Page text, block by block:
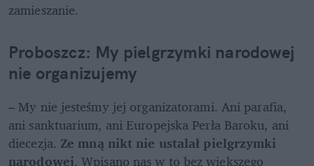
zamieszanie.
Proboszcz: My pielgrzymki narodowej
nie organizujemy
– My nie jesteśmy jej organizatorami. Ani parafia,
ani sanktuarium, ani Europejska Perła Baroku, ani
diecezja. Ze mną nikt nie ustalał pielgrzymki
narodowej. Wpisano nas w to bez większego